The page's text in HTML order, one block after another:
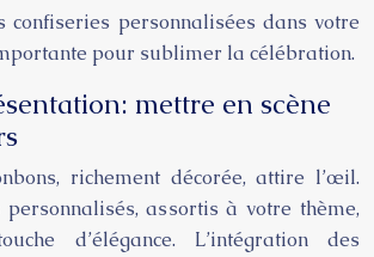
confiseries personnalisées dans votre
pour sublimer la célébration.
mettre en scène
richement décorée, attire l’œil.
assortis à votre thème,
d’élégance. L’intégration des